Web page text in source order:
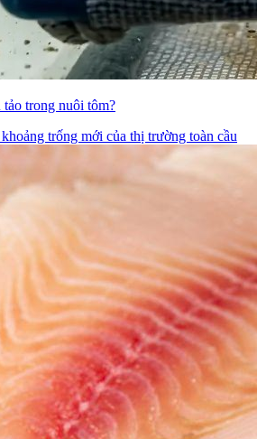
trong nuôi tôm?
trống mới của thị trường toàn cầu